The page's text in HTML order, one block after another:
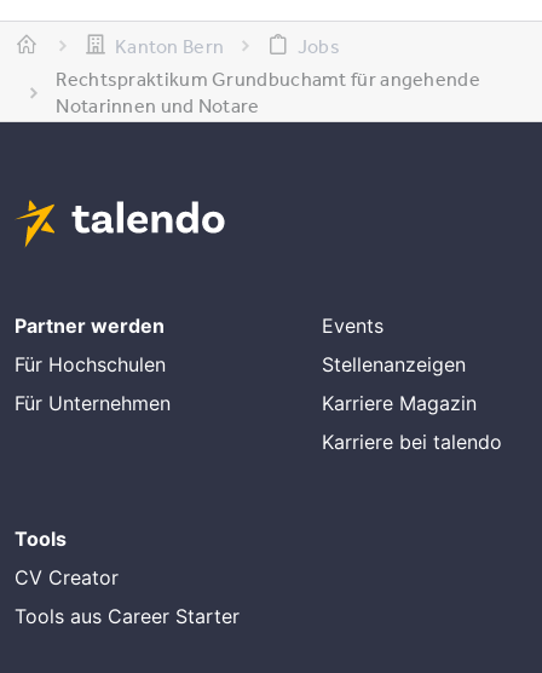
Kanton Bern
Jobs
Rechtspraktikum Grundbuchamt für angehende
Notarinnen und Notare
Partner werden
Für Hochschulen
Für Unternehmen
Events
Stellenanzeigen
Karriere Magazin
Karriere bei talendo
Tools
CV Creator
Tools aus Career Starter